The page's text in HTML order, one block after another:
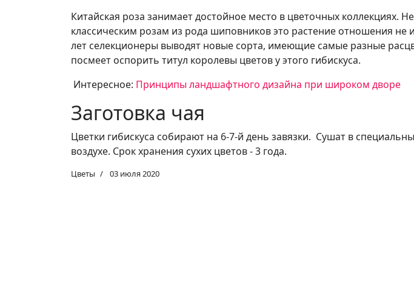
Китайская роза занимает достойное место в цветочных коллекциях.
классическим розам из рода шиповников это растение отношения
лет селекционеры выводят новые сорта, имеющие самые разные
посмеет оспорить титул королевы цветов у этого гибискуса.
Интересное: Принципы ландшафтного дизайна при широком дворе
Заготовка чая
Цветки гибискуса собирают на 6-7-й день завязки. Сушат в
воздухе. Срок хранения сухих цветов - 3 года.
Цветы 03 июля 2020